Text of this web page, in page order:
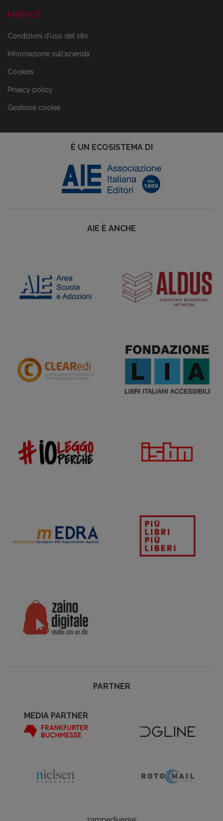
PRIVACY
Condizioni d'uso del sito
Informazione sull'azienda
Cookies
Privacy policy
Gestione cookie
È UN ECOSISTEMA DI
AIE È ANCHE
PARTNER
MEDIA PARTNER